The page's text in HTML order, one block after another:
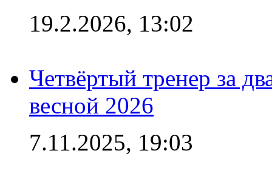
19.2.2026, 13:02
Четвёртый тренер за
весной 2026
7.11.2025, 19:03